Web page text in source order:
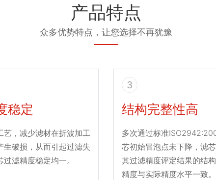
产品特点
众多优势特点，让您选择不再犹豫
稳定
艺，减少滤材在折波加工
生破损，从而引起过滤失
滤精度稳定均一。
3
结构完整性高
多次通过标准
芯初始冒泡点未下降，滤
其过滤精度评定结果的结
精度与实际精度水平一致。